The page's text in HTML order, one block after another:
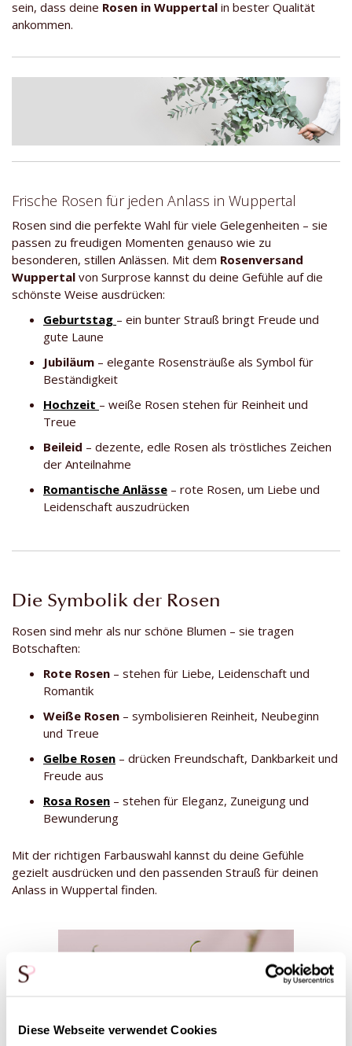
Diese Webseite verwendet Cookies
sein, dass deine Rosen in Wuppertal in bester Qualität
ankommen.
Frische Rosen für jeden Anlass in Wuppertal
Rosen sind die perfekte Wahl für viele Gelegenheiten – sie
passen zu freudigen Momenten genauso wie zu
besonderen, stillen Anlässen. Mit dem Rosenversand
Wuppertal von Surprose kannst du deine Gefühle auf die
schönste Weise ausdrücken:
Geburtstag – ein bunter Strauß bringt Freude und
gute Laune
Jubiläum – elegante Rosensträuße als Symbol für
Beständigkeit
Hochzeit – weiße Rosen stehen für Reinheit und
Treue
Beileid – dezente, edle Rosen als tröstliches Zeichen
der Anteilnahme
Romantische Anlässe – rote Rosen, um Liebe und
Leidenschaft auszudrücken
Die Symbolik der Rosen
Rosen sind mehr als nur schöne Blumen – sie tragen
Botschaften:
Rote Rosen – stehen für Liebe, Leidenschaft und
Romantik
Weiße Rosen – symbolisieren Reinheit, Neubeginn
und Treue
Gelbe Rosen – drücken Freundschaft, Dankbarkeit und
Freude aus
Rosa Rosen – stehen für Eleganz, Zuneigung und
Bewunderung
Mit der richtigen Farbauswahl kannst du deine Gefühle
gezielt ausdrücken und den passenden Strauß für deinen
Anlass in Wuppertal finden.